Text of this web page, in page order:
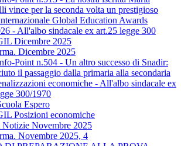
vince per la seconda volta un prestigioso
Global Education Awards
- All'albo sindacale ex art.25 legge 300
Dicembre 2025
Dicembre 2025
Point n.504 - Un altro successo di Snadir:
il passaggio dalla primaria alla secondaria
economiche - All'albo sindacale ex
300/1970
Espero
Posizioni economiche
Novembre 2025
Novembre 2025, 4